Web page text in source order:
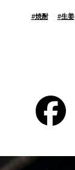
#焼酎 #生姜